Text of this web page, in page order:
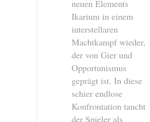
neuen Elements
Ikarium in einem
interstellaren
Machtkampf wieder,
der von Gier und
Opportunismus
geprägt ist. In diese
schier endlose
Konfrontation taucht
der Spieler als